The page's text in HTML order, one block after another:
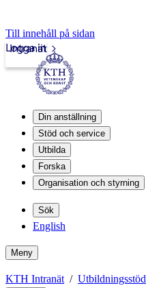
Till innehåll på sidan
Intranät
Logga in
Din anställning
Stöd och service
Utbilda
Forska
Organisation och styrning
Sök
English
Meny
KTH Intranät Utbildningsstöd